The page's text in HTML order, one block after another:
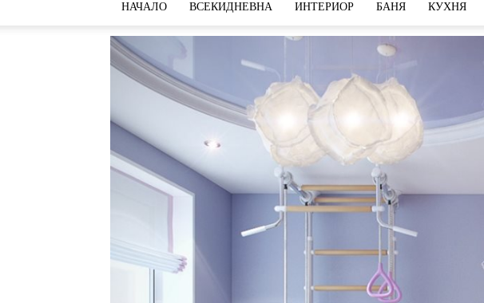
НАЧАЛО ВСЕКИДНЕВНА ИНТЕРИОР БАНЯ КУХНЯ